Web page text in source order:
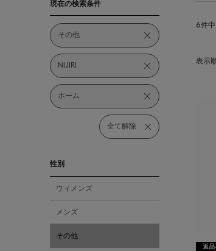
現在の検索条件
その他
NIJIRI
ホーム
全て解除
性別
ウィメンズ
メンズ
その他
6件中
表示
返品